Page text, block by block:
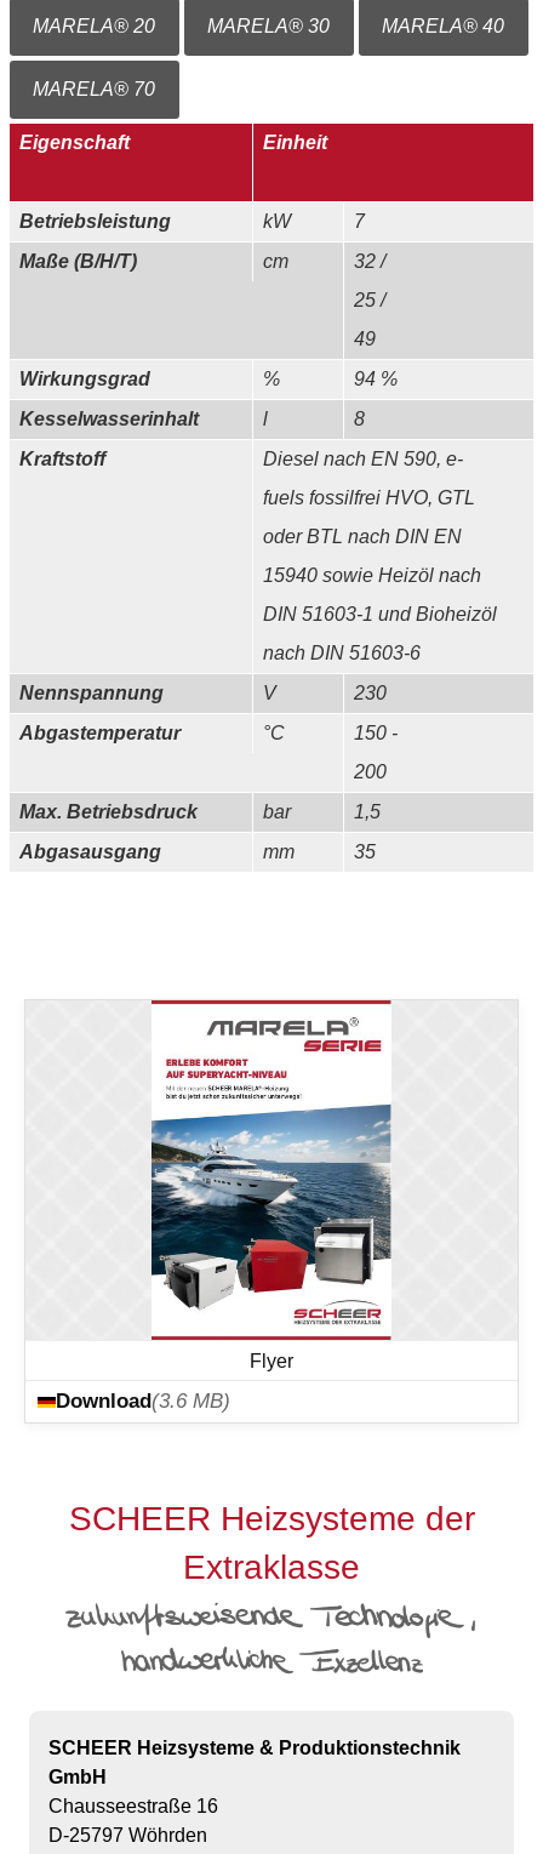
MARELA® 20 MARELA® 30 MARELA® 40
MARELA® 70
Eigenschaft Einheit
Betriebsleistung kW
7
Maße (B/H/T)
cm
32 /
25 /
49
Wirkungsgrad
%
94 %
Kesselwasserinhalt
l
8
Kraftstoff
Diesel nach EN 590, e-
fuels fossilfrei HVO, GTL
oder BTL nach DIN EN
15940 sowie Heizöl nach
DIN 51603-1 und Bioheizöl
nach DIN 51603-6
Nennspannung
V
230
Abgastemperatur
°C
150 -
200
Max. Betriebsdruck
bar
1,5
Abgasausgang
mm 35
SCHEER Heizsysteme der
Extraklasse
SCHEER Heizsysteme & Produktionstechnik
GmbH
Chausseestraße 16
D-25797 Wöhrden